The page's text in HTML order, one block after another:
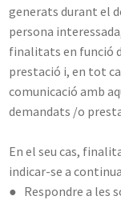
generats durant el
persona
finalitats en funció
prestació i, en tot
comunicació amb
demandats /o
En el seu cas,
indicar-se a
● Respondre a les